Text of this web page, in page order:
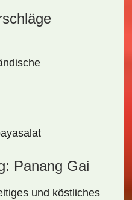
Panang Gai
und köstliches